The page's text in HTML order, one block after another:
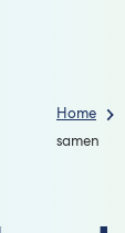
Home
samen